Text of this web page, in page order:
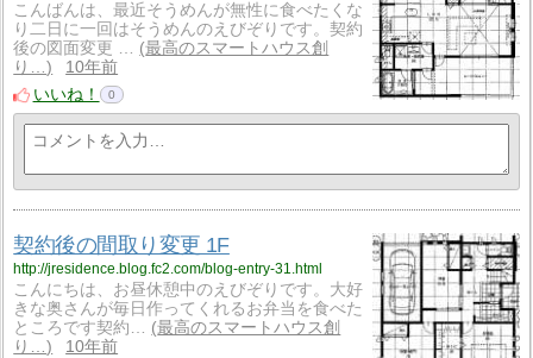
こんばんは、最近そうめんが無性に食べたくな
り二日に一回はそうめんのえびぞりです。契約
後の図面変更 …
最高のスマートハウス創
り…
10年前
いいね！
0
契約後の間取り変更 1F
http://jresidence.blog.fc2.com/blog-entry-31.html
こんにちは、お昼休憩中のえびぞりです。大好
きな奥さんが毎日作ってくれるお弁当を食べた
ところです契約…
最高のスマートハウス創
り…
10年前